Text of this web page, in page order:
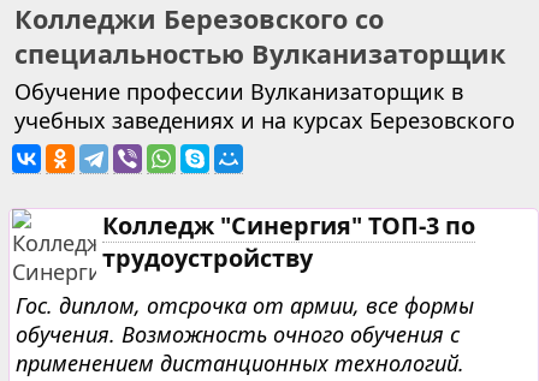
Колледжи Березовского со
специальностью Вулканизаторщик
Обучение профессии Вулканизаторщик в
учебных заведениях и на курсах Березовского
Колледж "Синергия" ТОП-3 по
трудоустройству
Гос. диплом, отсрочка от армии, все формы
обучения. Возможность очного обучения с
применением дистанционных технологий.